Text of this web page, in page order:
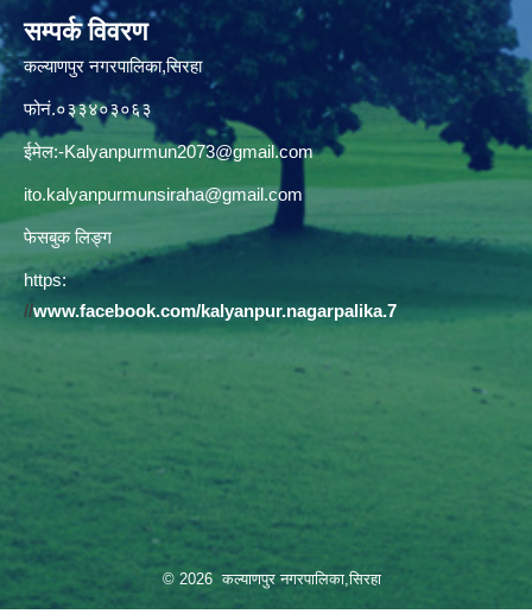
सम्पर्क विवरण
कल्याणपुर नगरपालिका,सिरहा
फोनं.०३३४०३०६३
ईमेल:-Kalyanpurmun2073@gmail.com
ito.kalyanpurmunsiraha@gmail.com
फेसबुक लिङ्ग
https:
//www.facebook.com/kalyanpur.nagarpalika.7
© 2026 कल्याणपुर नगरपालिका,सिरहा